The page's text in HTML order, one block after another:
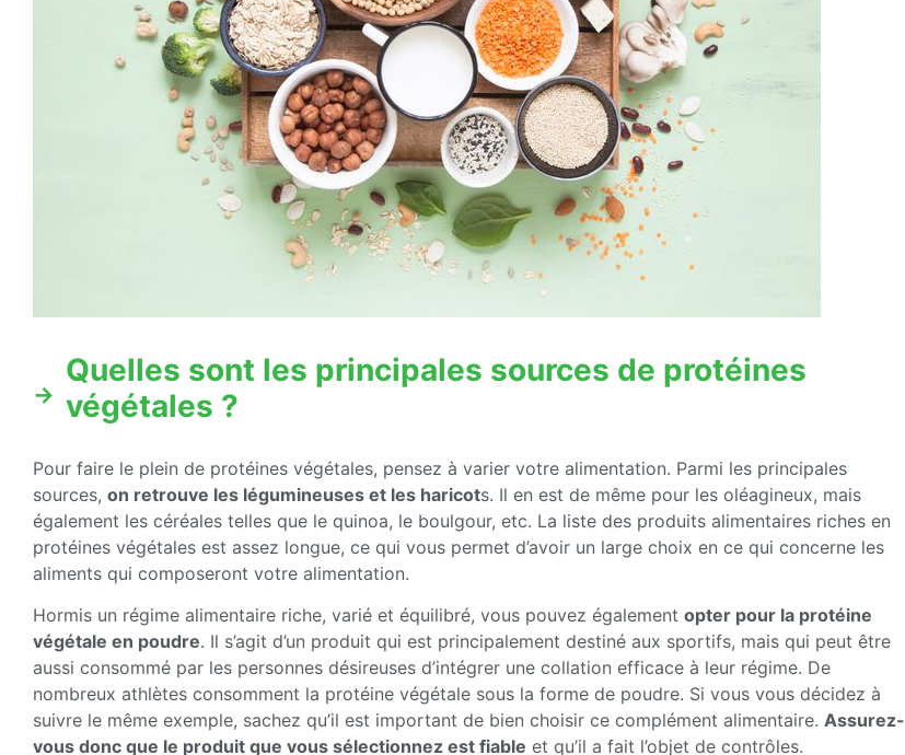
Quelles sont les principales sources de protéines
végétales ?
Pour faire le plein de protéines végétales, pensez à varier votre alimentation. Parmi les principales
sources, on retrouve les légumineuses et les haricots. Il en est de même pour les oléagineux, mais
également les céréales telles que le quinoa, le boulgour, etc. La liste des produits alimentaires riches en
protéines végétales est assez longue, ce qui vous permet d’avoir un large choix en ce qui concerne les
aliments qui composeront votre alimentation.
Hormis un régime alimentaire riche, varié et équilibré, vous pouvez également opter pour la protéine
végétale en poudre. Il s’agit d’un produit qui est principalement destiné aux sportifs, mais qui peut être
aussi consommé par les personnes désireuses d’intégrer une collation efficace à leur régime. De
nombreux athlètes consomment la protéine végétale sous la forme de poudre. Si vous vous décidez à
suivre le même exemple, sachez qu’il est important de bien choisir ce complément alimentaire. Assurez-
vous donc que le produit que vous sélectionnez est fiable et qu’il a fait l’objet de contrôles.